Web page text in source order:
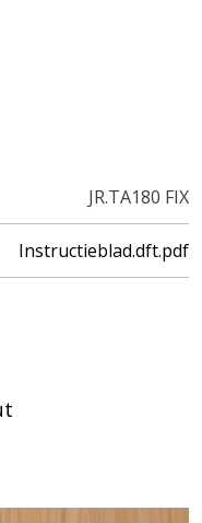
JR.TA180 FIX
Instructieblad.dft.pdf